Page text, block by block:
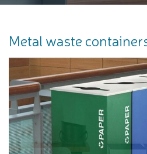
Metal waste